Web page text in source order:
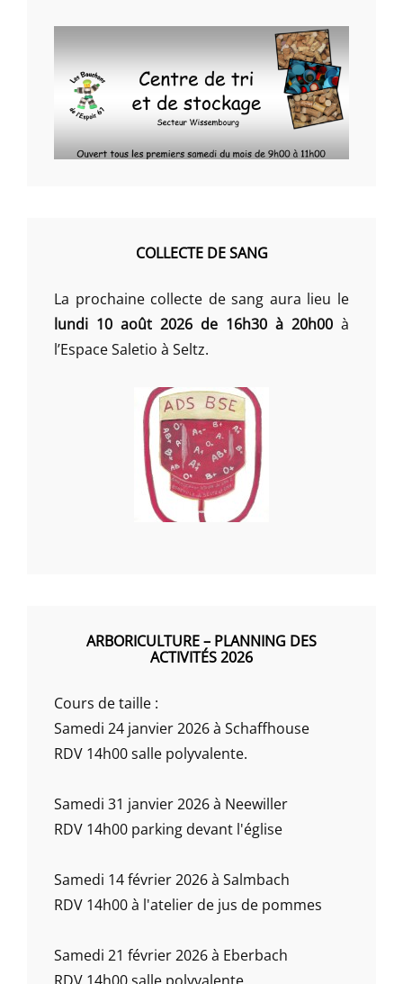
COLLECTE DE SANG
La prochaine collecte de sang aura lieu le
lundi 10 août 2026 de 16h30 à 20h00 à
l’Espace Saletio à Seltz.
ARBORICULTURE – PLANNING DES
ACTIVITÉS 2026
Cours de taille :
Samedi 24 janvier 2026 à Schaffhouse
RDV 14h00 salle polyvalente.
Samedi 31 janvier 2026 à Neewiller
RDV 14h00 parking devant l'église
Samedi 14 février 2026 à Salmbach
RDV 14h00 à l'atelier de jus de pommes
Samedi 21 février 2026 à Eberbach